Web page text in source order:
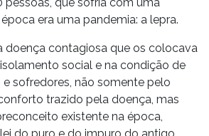
era uma pandemia: a lepra.
doença contagiosa que os colocava
social e na condição de
sofredores, não somente pelo
trazido pela doença, mas
existente na época,